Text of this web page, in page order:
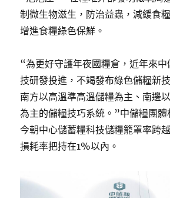
制微生物滋生，防治益蟲，減緩食
增進食糧綠色保鮮。
“為更好守護年夜國糧倉，近年來
技研發投進，不竭發布綠色儲糧新
南方以高溫準高溫儲糧為主、南邊
為主的儲糧技巧系統。”中儲糧團體
今朝中心儲蓄糧科技儲糧籠罩率跨
損耗率把持在1%以內。